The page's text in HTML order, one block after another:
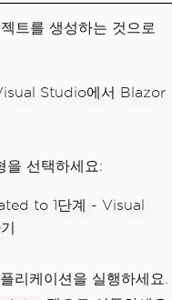
트를 생성하는 것으로
을 선택하세요:
리케이션을 실행하세요.